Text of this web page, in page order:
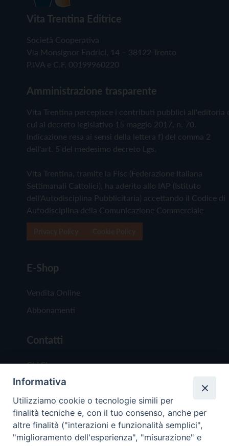
Vita Trentina Editrice
Società Cooperativa
Via Monsignor Endrici, 14 – 38122 Trento
P.IVA e C.F. 00199960220
Amministrazione trasparente
Vita Trentina percepisce i contributi pubblici all'editoria
cui al decreto legislativo 15 maggio 2017, n. 70.
Indicazione resa ai sensi della lettera f) del comma 2
dell'art. 5 del medesimo decreto Lgs.
Vita Trentina, tramite la Fisc (Federazione Italiana
Settimanali Cattolici), ha aderito allo IAP (Istituto
dell'Autodisciplina Pubblicitaria) accettando il Codice di
Autodisciplina della Comunicazione Commerciale
E-Shop
Vendita Online
Abbonamenti
Contatti
Chi Siamo
Redazione
Scrivici
Informativa
Utilizziamo cookie o tecnologie simili per
finalità tecniche e, con il tuo consenso, anche per
altre finalità ("interazioni e funzionalità semplici",
"miglioramento dell'esperienza", "misurazione" e